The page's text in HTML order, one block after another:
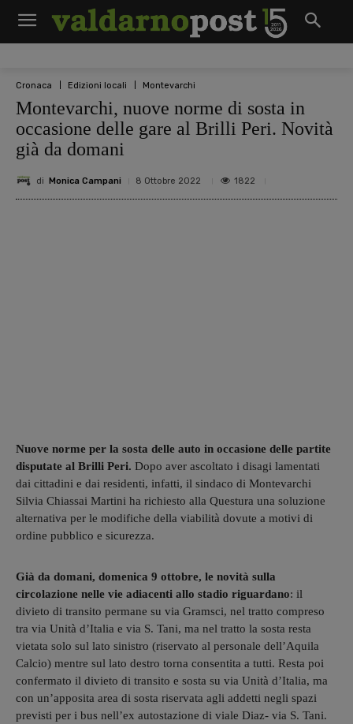
Cronaca Edizioni locali Montevarchi
Montevarchi, nuove norme di sosta in
occasione delle gare al Brilli Peri. Novità
già da domani
di Monica Campani 8 Ottobre 2022 1822
Nuove norme per la sosta delle auto in occasione delle partite
disputate al Brilli Peri. Dopo aver ascoltato i disagi lamentati
dai cittadini e dai residenti, infatti, il sindaco di Montevarchi
Silvia Chiassai Martini ha richiesto alla Questura una soluzione
alternativa per le modifiche della viabilità dovute a motivi di
ordine pubblico e sicurezza.
Già da domani, domenica 9 ottobre, le novità sulla
circolazione nelle vie adiacenti allo stadio riguardano: il
divieto di transito permane su via Gramsci, nel tratto compreso
tra via Unità d’Italia e via S. Tani, ma nel tratto la sosta resta
vietata solo sul lato sinistro (riservato al personale dell’Aquila
Calcio) mentre sul lato destro torna consentita a tutti. Resta poi
confermato il divieto di transito e sosta su via Unità d’Italia, ma
con un’apposita area di sosta riservata agli addetti negli spazi
previsti per i bus nell’ex autostazione di viale Diaz- via S. Tani.